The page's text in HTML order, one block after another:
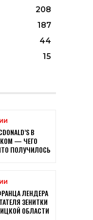
208
187
44
15
В
— ЧЕГО
ПОЛУЧИЛОСЬ
ЛЕНДЕРА
ЗЕНИТКИ
ОБЛАСТИ